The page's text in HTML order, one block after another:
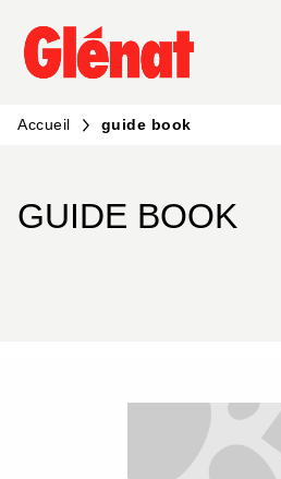
MENU RECHERCHE
PIED DE PAGE
Accueil guide book
GUIDE BOOK